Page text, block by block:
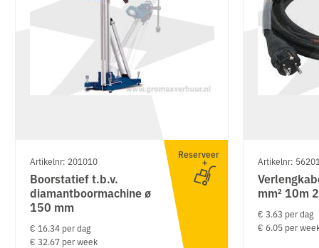
Artikelnr: 201010
Boorstatief t.b.v.
diamantboormachine ø
150 mm
€ 16.34 per dag
€ 32.67 per week
Reserveer
Artikelnr:
mm² 10m
€ 3.63 per dag
€ 6.05 per